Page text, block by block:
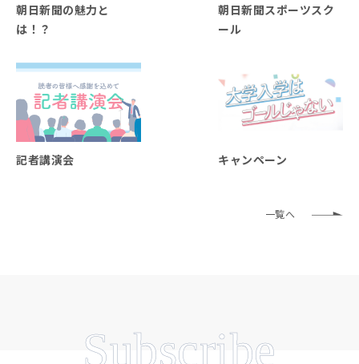
朝日新聞の魅力と
は！？
朝日新聞スポーツスク
ール
記者講演会 キャンペーン
一覧へ
Subscribe